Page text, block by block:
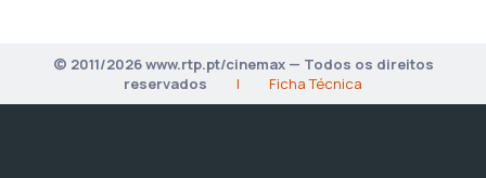
© 2011/2026 www.rtp.pt/cinemax — Todos os direitos
reservados
| Ficha Técnica